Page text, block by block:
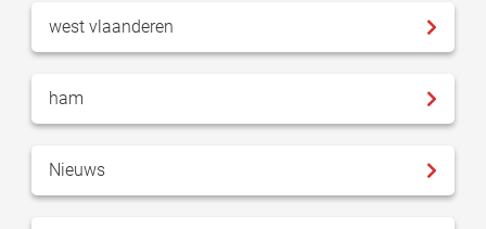
west vlaanderen
ham
Nieuws